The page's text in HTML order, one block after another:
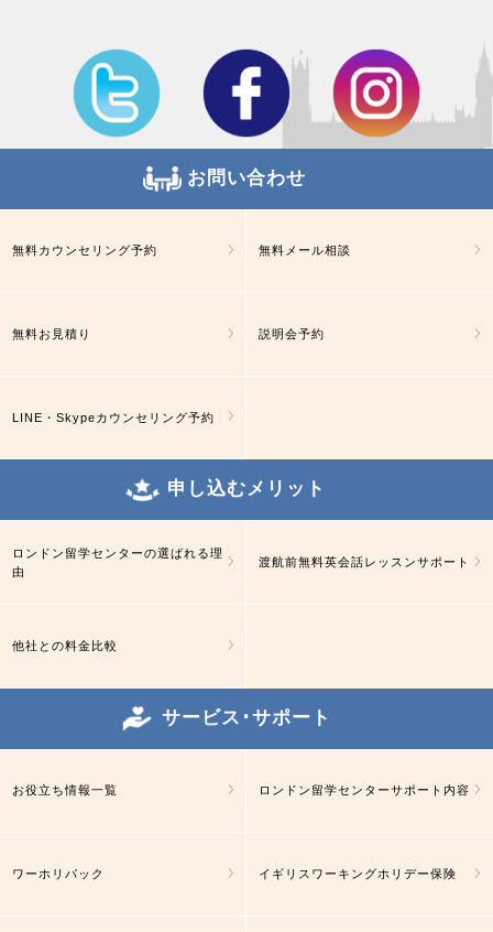
お問い合わせ
無料カウンセリング予約 無料メール相談
無料お見積り 説明会予約
LINE・Skypeカウンセリング予約
申し込むメリット
ロンドン留学センターの選ばれる理
由
渡航前無料英会話レッスンサポート
他社との料金比較
サービス･サポート
お役立ち情報一覧 ロンドン留学センターサポート内容
ワーホリパック イギリスワーキングホリデー保険